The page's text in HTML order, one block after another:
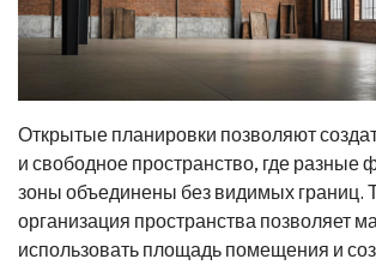
Открытые планировки позволяют
и свободное пространство, где разные
зоны объединены без видимых границ.
организация пространства позволяет
использовать площадь помещения и